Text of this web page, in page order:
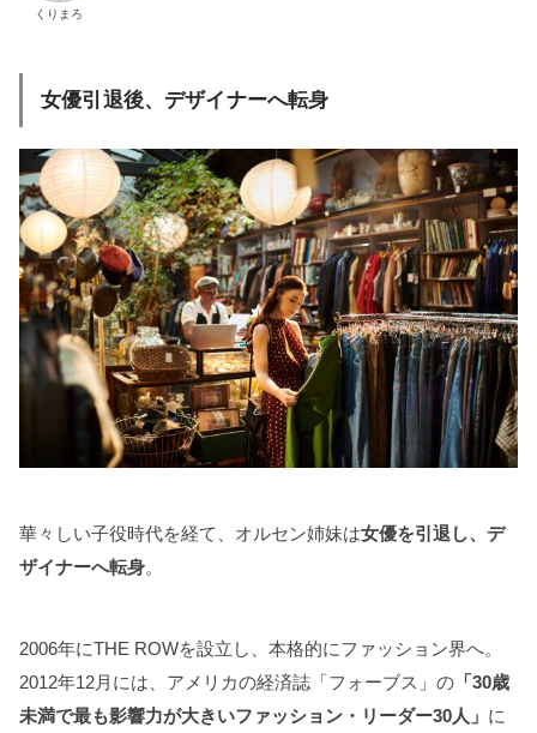
くりまろ
女優引退後、デザイナーへ転身
華々しい子役時代を経て、オルセン姉妹は女優を引退し、デ
ザイナーへ転身。
2006年にTHE ROWを設立し、本格的にファッション界へ。
2012年12月には、アメリカの経済誌「フォーブス」の 「30歳
未満で最も影響力が大きいファッション・リーダー30人」 に